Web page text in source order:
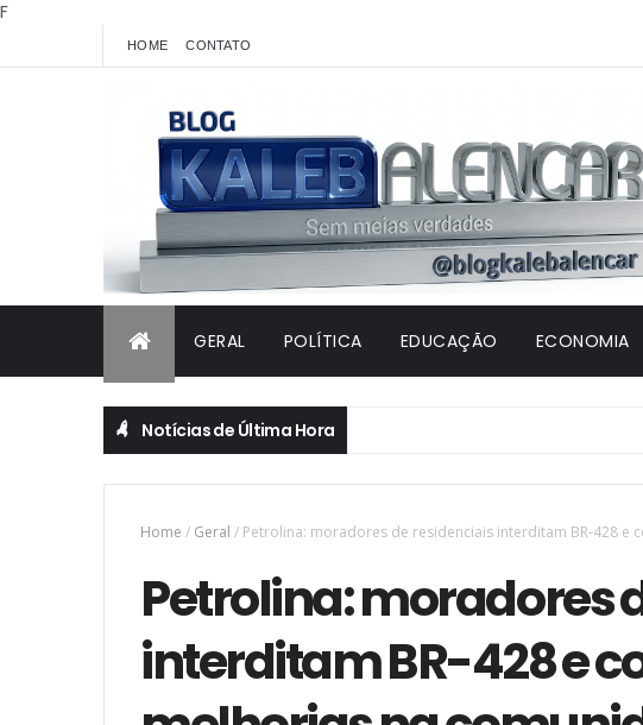
F
HOME CONTATO
GERAL POLÍTICA EDUCAÇÃO ECONOMIA
Notícias de Última Hora
Home / Geral / Petrolina: moradores de residenciais interditam BR-428 e
Petrolina: moradores
interditam BR-428 e